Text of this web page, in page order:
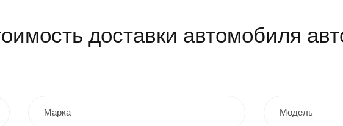
доставки автомобиля